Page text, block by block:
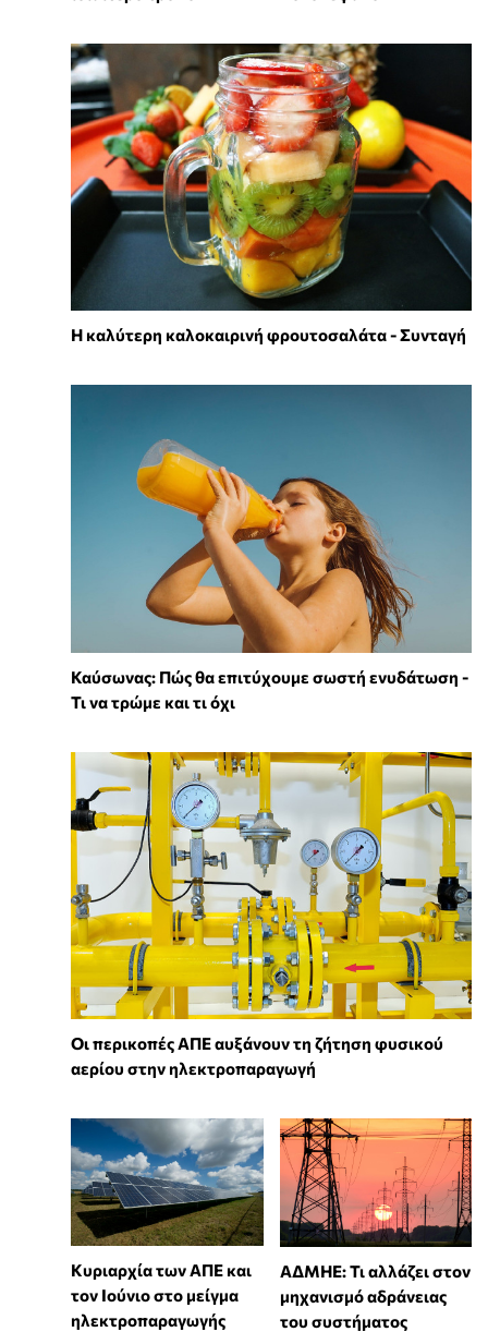
Η καλύτερη καλοκαιρινή φρουτοσαλάτα - Συνταγή
Καύσωνας: Πώς θα επιτύχουμε σωστή ενυδάτωση -
Τι να τρώμε και τι όχι
Οι περικοπές ΑΠΕ αυξάνουν τη ζήτηση φυσικού
αερίου στην ηλεκτροπαραγωγή
Κυριαρχία των ΑΠΕ και
τον Ιούνιο στο μείγμα
ηλεκτροπαραγωγής
ΑΔΜΗΕ: Τι αλλάζει στον
μηχανισμό αδράνειας
του συστήματος